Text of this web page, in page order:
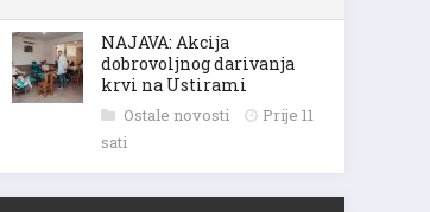
NAJAVA: Akcija
dobrovoljnog darivanja
krvi na Ustirami
Ostale novosti
Prije 11
sati